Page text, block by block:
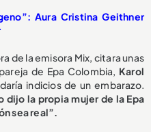
Aura Cristina Geithner
de la emisora Mix, citara unas
de Epa Colombia, Karol
indicios de un embarazo.
dijo la propia mujer de la Epa
sea real”.